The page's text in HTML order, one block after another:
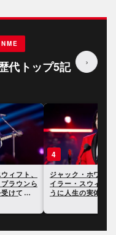
代トップ5記
›
イト、テ
フトのよ
験を歌詞
5
テイラー・スウィ
ドキュメンタリー
ー中に経験した二